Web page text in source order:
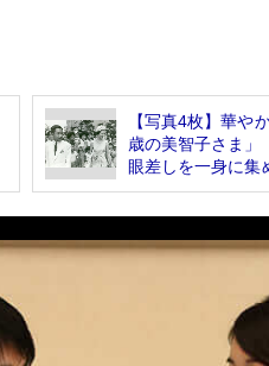
【写真4枚】華や
歳の美智子さま
眼差しを一身に集